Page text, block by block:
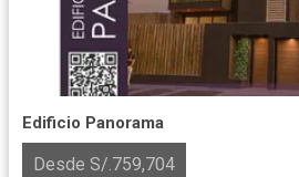
Edificio Panorama
Desde S/.759,704